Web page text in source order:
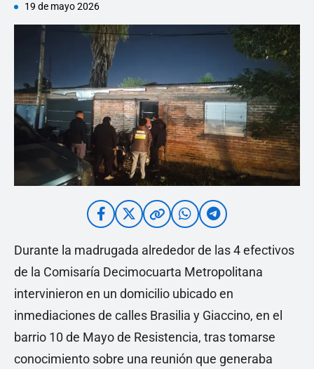
19 de mayo 2026
Durante la madrugada alrededor de las 4 efectivos
de la Comisaría Decimocuarta Metropolitana
intervinieron en un domicilio ubicado en
inmediaciones de calles Brasilia y Giaccino, en el
barrio 10 de Mayo de Resistencia, tras tomarse
conocimiento sobre una reunión que generaba